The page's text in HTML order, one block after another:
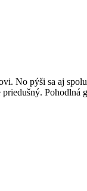
No pýši sa aj
Pohodlná